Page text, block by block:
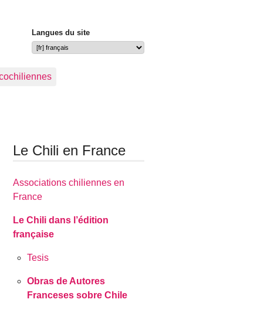
Langues du site
Le Chili en France
Associations chiliennes en
France
Le Chili dans l’édition
française
Tesis
Obras de Autores
Franceses sobre Chile